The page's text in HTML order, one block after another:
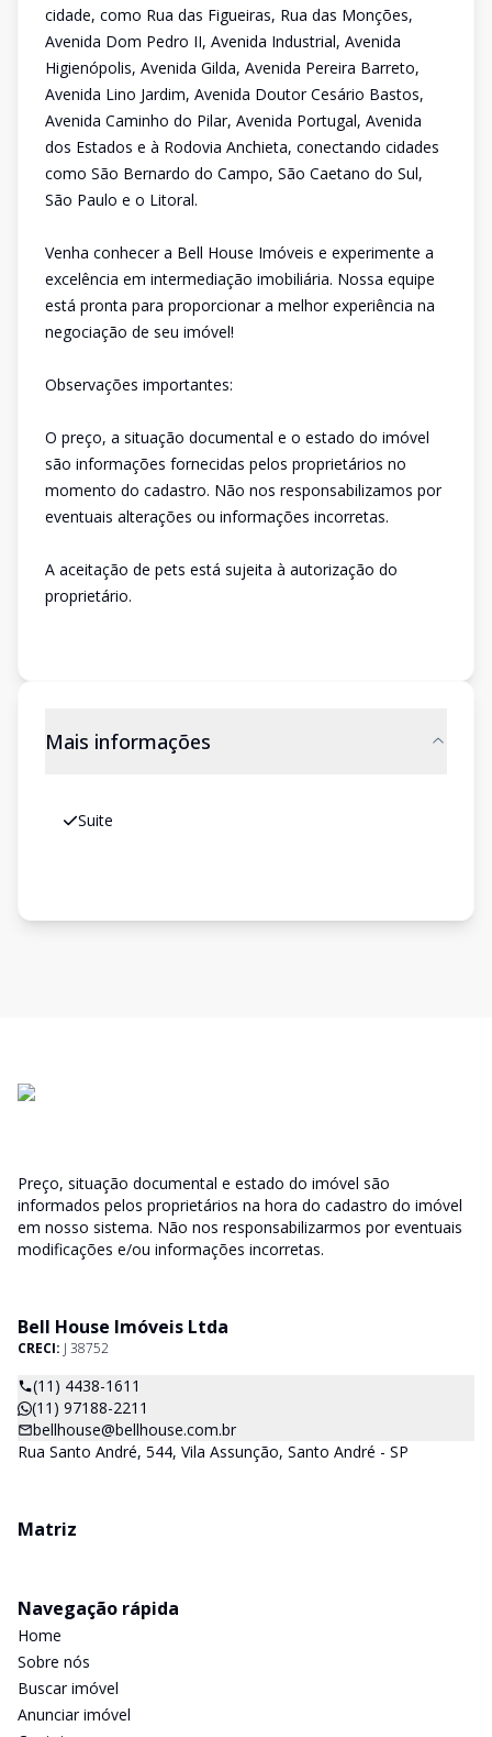
cidade, como Rua das Figueiras, Rua das Monções,
Avenida Dom Pedro II, Avenida Industrial, Avenida
Higienópolis, Avenida Gilda, Avenida Pereira Barreto,
Avenida Lino Jardim, Avenida Doutor Cesário Bastos,
Avenida Caminho do Pilar, Avenida Portugal, Avenida
dos Estados e à Rodovia Anchieta, conectando cidades
como São Bernardo do Campo, São Caetano do Sul,
São Paulo e o Litoral.
Venha conhecer a Bell House Imóveis e experimente a
excelência em intermediação imobiliária. Nossa equipe
está pronta para proporcionar a melhor experiência na
negociação de seu imóvel!
Observações importantes:
O preço, a situação documental e o estado do imóvel
são informações fornecidas pelos proprietários no
momento do cadastro. Não nos responsabilizamos por
eventuais alterações ou informações incorretas.
A aceitação de pets está sujeita à autorização do
proprietário.
Mais informações
Suite
Preço, situação documental e estado do imóvel são
informados pelos proprietários na hora do cadastro do imóvel
em nosso sistema. Não nos responsabilizarmos por eventuais
modificações e/ou informações incorretas.
Bell House Imóveis Ltda
CRECI: J 38752
(11) 4438-1611
(11) 97188-2211
bellhouse@bellhouse.com.br
Rua Santo André, 544, Vila Assunção, Santo André - SP
Matriz
Navegação rápida
Home
Sobre nós
Buscar imóvel
Anunciar imóvel